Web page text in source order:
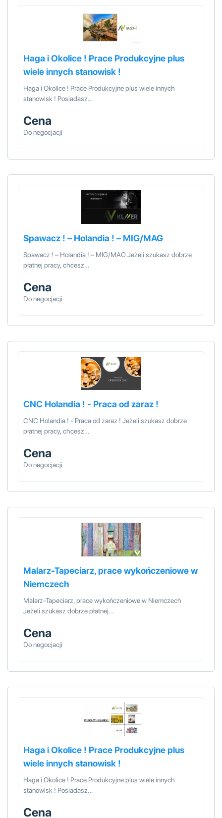
Haga i Okolice ! Prace Produkcyjne plus
wiele innych stanowisk !
Haga i Okolice ! Prace Produkcyjne plus wiele innych
stanowisk ! Posiadasz…
Cena
Do negocjacji
Spawacz ! – Holandia ! – MIG/MAG
Spawacz ! – Holandia ! – MIG/MAG Jeżeli szukasz dobrze
płatnej pracy, chcesz…
Cena
Do negocjacji
CNC Holandia ! - Praca od zaraz !
CNC Holandia ! - Praca od zaraz ! Jeżeli szukasz dobrze
płatnej pracy, chcesz…
Cena
Do negocjacji
Malarz-Tapeciarz, prace wykończeniowe w
Niemczech
Malarz-Tapeciarz, prace wykończeniowe w Niemczech
Jeżeli szukasz dobrze płatnej…
Cena
Do negocjacji
Haga i Okolice ! Prace Produkcyjne plus
wiele innych stanowisk !
Haga i Okolice ! Prace Produkcyjne plus wiele innych
stanowisk ! Posiadasz…
Cena